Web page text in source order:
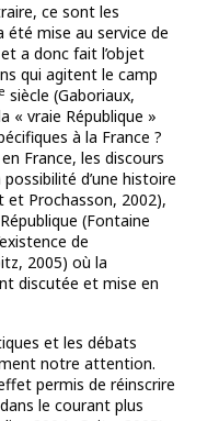
ce sont les
été mise au service de
a donc fait l’objet
qui agitent le camp
e siècle (Gaboriaux,
« vraie République »
à la France ?
France, les discours
d’une histoire
et Prochasson, 2002),
(Fontaine
de
2005) où la
discutée et mise en
et les débats
notre attention.
permis de réinscrire
le courant plus